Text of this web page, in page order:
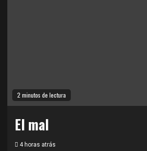
2 minutos de lectura
El mal
4 horas atrás